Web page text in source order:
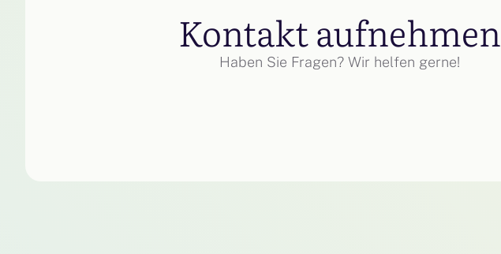
Kontakt aufnehmen
Haben Sie Fragen? Wir helfen gerne!